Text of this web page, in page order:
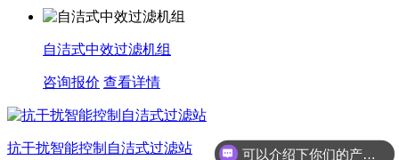
自洁式中效过滤机组
咨询报价 查看详情
抗干扰智能控制自洁式过滤站 可以介绍下你们的产品么